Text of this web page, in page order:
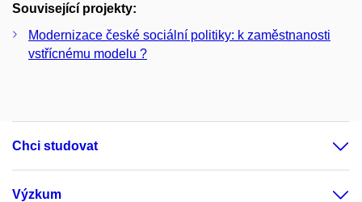
Související projekty:
Modernizace české sociální politiky: k zaměstnanosti
vstřícnému modelu ?
Chci studovat
Výzkum